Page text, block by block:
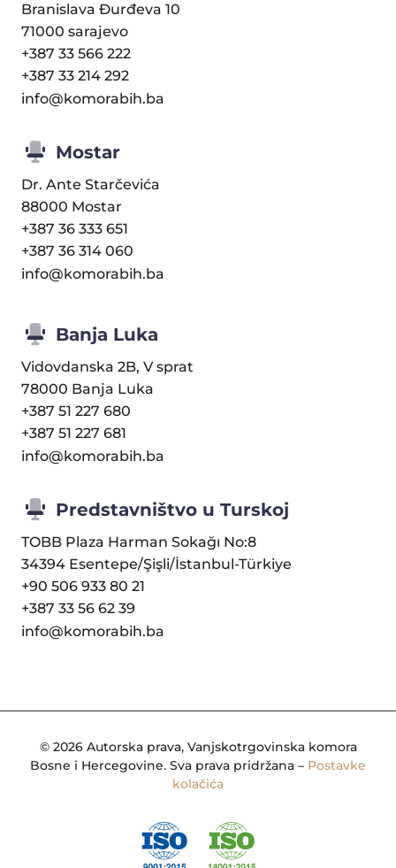
Branislava Đurđeva 10
71000 sarajevo
+387 33 566 222
+387 33 214 292
info@komorabih.ba
Mostar
Dr. Ante Starčevića
88000 Mostar
+387 36 333 651
+387 36 314 060
info@komorabih.ba
Banja Luka
Vidovdanska 2B, V sprat
78000 Banja Luka
+387 51 227 680
+387 51 227 681
info@komorabih.ba
Predstavništvo u Turskoj
TOBB Plaza Harman Sokağı No:8
34394 Esentepe/Şişli/İstanbul-Türkiye
+90 506 933 80 21
+387 33 56 62 39
info@komorabih.ba
© 2026 Autorska prava, Vanjskotrgovinska komora
Bosne i Hercegovine. Sva prava pridržana – Postavke
kolačića